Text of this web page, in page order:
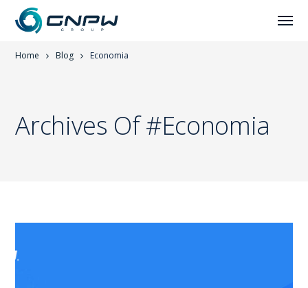
Home Blog Economia
Archives Of #Economia